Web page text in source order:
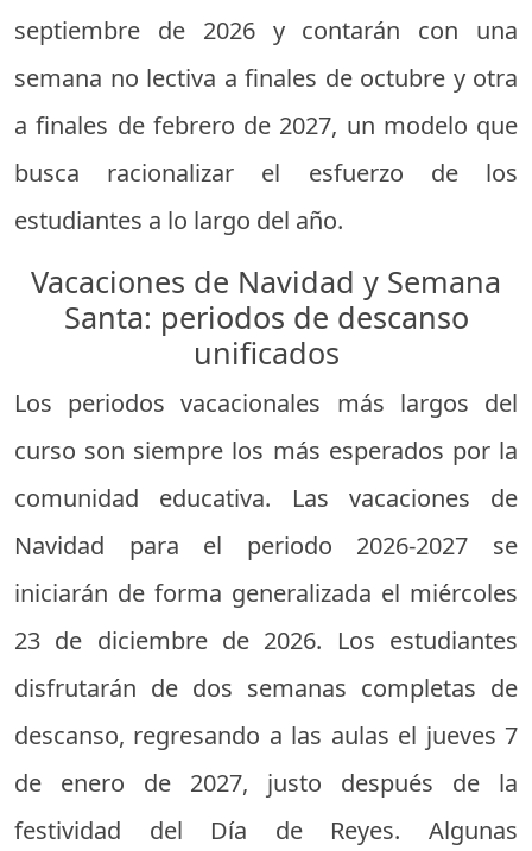
septiembre de 2026 y contarán con una
semana no lectiva a finales de octubre y otra
a finales de febrero de 2027, un modelo que
busca racionalizar el esfuerzo de los
estudiantes a lo largo del año.
Vacaciones de Navidad y Semana
Santa: periodos de descanso
unificados
Los periodos vacacionales más largos del
curso son siempre los más esperados por la
comunidad educativa. Las vacaciones de
Navidad para el periodo 2026-2027 se
iniciarán de forma generalizada el miércoles
23 de diciembre de 2026. Los estudiantes
disfrutarán de dos semanas completas de
descanso, regresando a las aulas el jueves 7
de enero de 2027, justo después de la
festividad del Día de Reyes. Algunas